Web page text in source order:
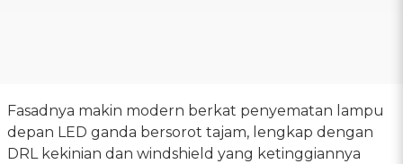
Fasadnya makin modern berkat penyematan lampu
depan LED ganda bersorot tajam, lengkap dengan
DRL kekinian dan windshield yang ketinggiannya